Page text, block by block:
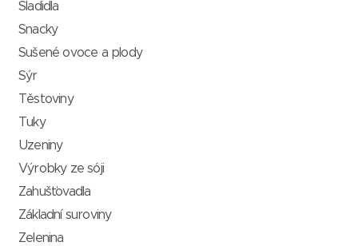
Sladidla
Snacky
Sušené ovoce a plody
Sýr
Těstoviny
Tuky
Uzeniny
Výrobky ze sóji
Zahušťovadla
Základní suroviny
Zelenina